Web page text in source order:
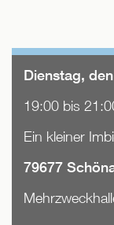
Dienstag,
19:00 bis
Ein kleiner
79677